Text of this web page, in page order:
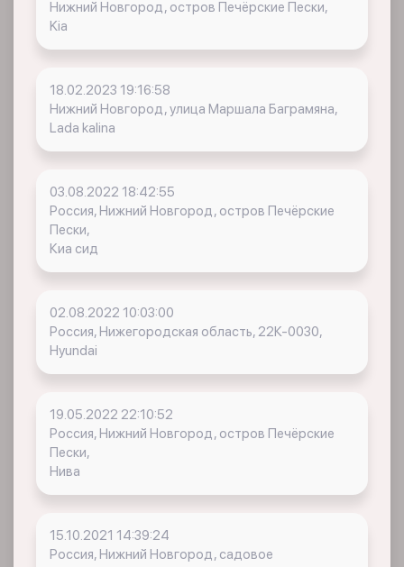
Нижний Новгород, остров Печёрские Пески,
Kia
18.02.2023 19:16:58
Нижний Новгород, улица Маршала Баграмяна,
Lada kalina
03.08.2022 18:42:55
Россия, Нижний Новгород, остров Печёрские
Пески,
Киа сид
02.08.2022 10:03:00
Россия, Нижегородская область, 22К-0030,
Hyundai
19.05.2022 22:10:52
Россия, Нижний Новгород, остров Печёрские
Пески,
Нива
15.10.2021 14:39:24
Россия, Нижний Новгород, садовое